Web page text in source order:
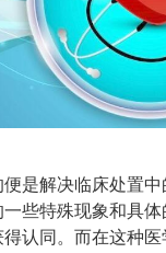
是解决临床处置
些特殊现象和具体
认同。而在这种